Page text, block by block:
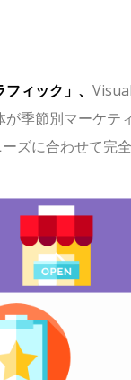
ィック」、 Visual
季節別マーケテ
ズに合わせて完